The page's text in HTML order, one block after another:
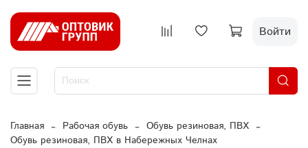
Войти
Главная Рабочая обувь
Обувь резиновая, ПВХ
Обувь резиновая, ПВХ в Набережных Челнах